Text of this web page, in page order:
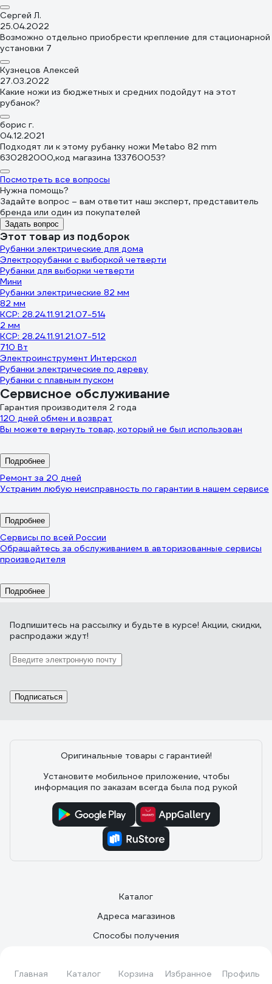
Главная Каталог Корзина Избранное Профиль
Сергей Л.
25.04.2022
Возможно отдельно приобрести крепление для стационарной
установки 7
Кузнецов Алексей
27.03.2022
Какие ножи из бюджетных и средних подойдут на этот
рубанок?
борис г.
04.12.2021
Подходят ли к этому рубанку ножи Metabo 82 mm
630282000,код магазина 133760053?
Посмотреть все вопросы
Нужна помощь?
Задайте вопрос – вам ответит наш эксперт, представитель
бренда или один из покупателей
Задать вопрос
Этот товар из подборок
Рубанки электрические для дома
Электрорубанки с выборкой четверти
Рубанки для выборки четверти
Мини
Рубанки электрические 82 мм
82 мм
КСР: 28.24.11.91.21.07-514
2 мм
КСР: 28.24.11.91.21.07-512
710 Вт
Электроинструмент Интерскол
Рубанки электрические по дереву
Рубанки с плавным пуском
Сервисное обслуживание
Гарантия производителя 2 года
120 дней обмен и возврат
Вы можете вернуть товар, который не был использован
Подробнее
Ремонт за 20 дней
Устраним любую неисправность по гарантии в нашем сервисе
Подробнее
Сервисы по всей России
Обращайтесь за обслуживанием в авторизованные сервисы
производителя
Подробнее
Подпишитесь на рассылку и будьте в курсе! Акции, скидки,
распродажи ждут!
Подписаться
Оригинальные товары с гарантией!
Установите мобильное приложение, чтобы
информация по заказам всегда была под рукой
Каталог
Адреса магазинов
Способы получения
Что улучшить?